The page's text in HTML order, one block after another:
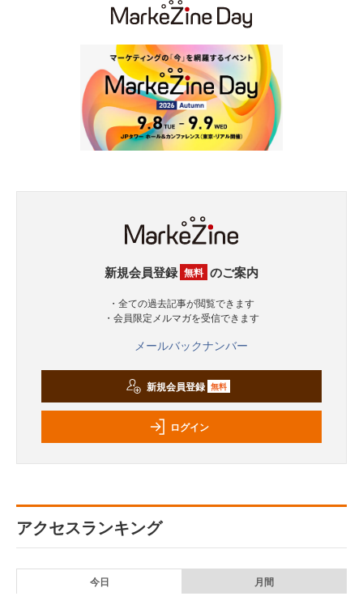
新規会員登録 無料 のご案内
・全ての過去記事が閲覧できます
・会員限定メルマガを受信できます
メールバックナンバー
新規会員登録 無料
ログイン
アクセスランキング
今日 月間